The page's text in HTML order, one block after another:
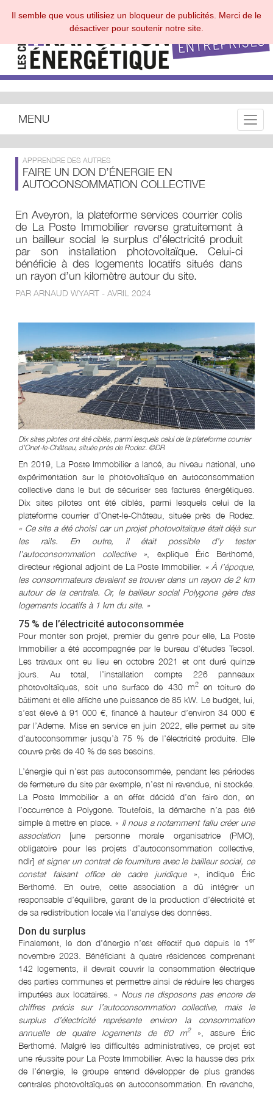
MENU
APPRENDRE DES AUTRES
FAIRE UN DON D’ÉNERGIE EN
AUTOCONSOMMATION COLLECTIVE
En Aveyron, la plateforme services courrier colis
de La Poste Immobilier reverse gratuitement à
un bailleur social le surplus d’électricité produit
par son installation photovoltaïque. Celui-ci
bénéficie à des logements locatifs situés dans
un rayon d’un kilomètre autour du site.
PAR ARNAUD WYART - AVRIL 2024
Dix sites pilotes ont été ciblés, parmi lesquels celui de la plateforme courrier
d’Onet-le-Château, située près de Rodez. ©DR
En 2019, La Poste Immobilier a lancé, au niveau national, une
expérimentation sur le photovoltaïque en autoconsommation
collective dans le but de sécuriser ses factures énergétiques.
Dix sites pilotes ont été ciblés, parmi lesquels celui de la
plateforme courrier d’Onet-le-Château, située près de Rodez.
« Ce site a été choisi car un projet photovoltaïque était déjà sur
les rails. En outre, il était possible d’y tester
l’autoconsommation collective » , explique Éric Berthomé,
directeur régional adjoint de La Poste Immobilier. « À l’époque,
les consommateurs devaient se trouver dans un rayon de 2 km
autour de la centrale. Or, le bailleur social Polygone gère des
logements locatifs à 1 km du site. »
75 % de l’électricité autoconsommée
Pour monter son projet, premier du genre pour elle, La Poste
Immobilier a été accompagnée par le bureau d’études Tecsol.
Les travaux ont eu lieu en octobre 2021 et ont duré quinze
jours. Au total, l’installation compte 226 panneaux
photovoltaïques, soit une surface de 430 m2en toiture de
bâtiment et elle affiche une puissance de 85 kW. Le budget, lui,
s’est élevé à 91 000 €, financé à hauteur d’environ 34 000 €
par l’Ademe. Mise en service en juin 2022, elle permet au site
d’autoconsommer jusqu’à 75 % de l’électricité produite. Elle
couvre près de 40 % de ses besoins.
L’énergie qui n’est pas autoconsommée, pendant les périodes
de fermeture du site par exemple, n’est ni revendue, ni stockée.
La Poste Immobilier a en effet décidé d’en faire don, en
l’occurrence à Polygone. Toutefois, la démarche n’a pas été
simple à mettre en place. « Il nous a notamment fallu créer une
association [une personne morale organisatrice (PMO),
obligatoire pour les projets d’autoconsommation collective,
ndlr] et signer un contrat de fourniture avec le bailleur social, ce
constat faisant office de cadre juridique », indique Éric
Berthomé. En outre, cette association a dû intégrer un
responsable d’équilibre, garant de la production d’électricité et
de sa redistribution locale via l’analyse des données.
Don du surplus
Finalement, le don d’énergie n’est effectif que depuis le 1 er
novembre 2023. Bénéficiant à quatre résidences comprenant
142 logements, il devrait couvrir la consommation électrique
des parties communes et permettre ainsi de réduire les charges
imputées aux locataires. « Nous ne disposons pas encore de
chiffres précis sur l’autoconsommation collective, mais le
surplus d’électricité représente environ la consommation
annuelle de quatre logements de 60 m2», assure Éric
Berthomé. Malgré les difficultés administratives, ce projet est
une réussite pour La Poste Immobilier. Avec la hausse des prix
de l’énergie, le groupe entend développer de plus grandes
centrales photovoltaïques en autoconsommation. En revanche,
Il semble que vous utilisiez un bloqueur de publicités. Merci de le
désactiver pour soutenir notre site.